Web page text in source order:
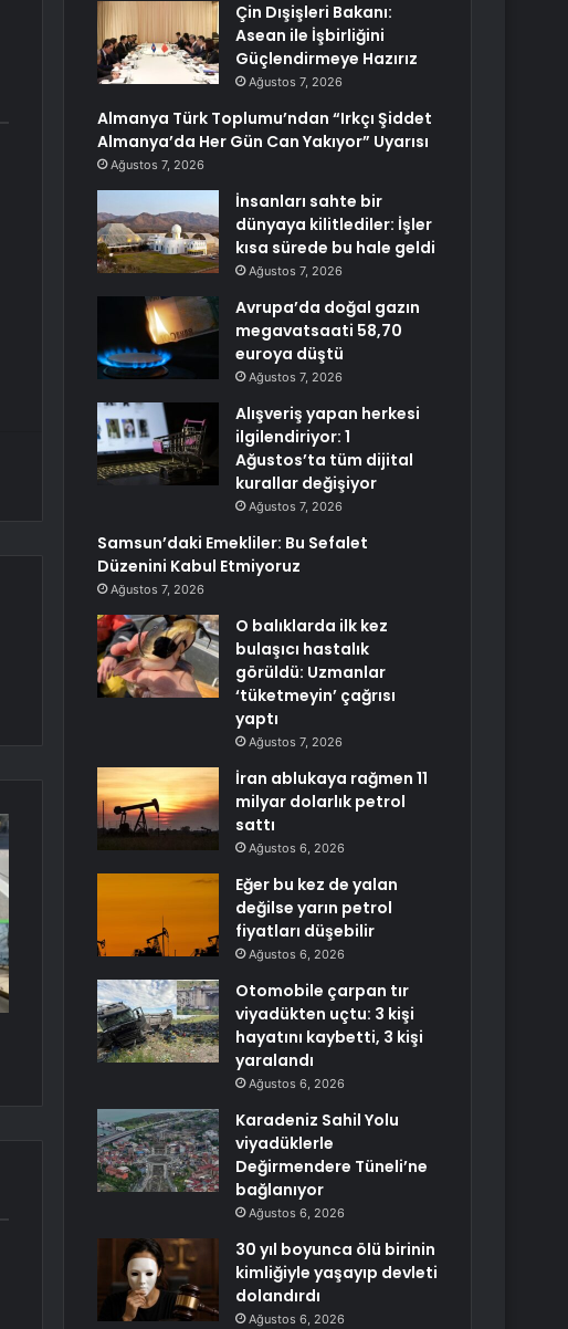
Çin Dışişleri Bakanı:
Asean ile İşbirliğini
Güçlendirmeye Hazırız
Ağustos 7, 2026
Almanya Türk Toplumu’ndan “Irkçı Şiddet
Almanya’da Her Gün Can Yakıyor” Uyarısı
Ağustos 7, 2026
İnsanları sahte bir
dünyaya kilitlediler: İşler
kısa sürede bu hale geldi
Ağustos 7, 2026
Avrupa’da doğal gazın
megavatsaati 58,70
euroya düştü
Ağustos 7, 2026
Alışveriş yapan herkesi
ilgilendiriyor: 1
Ağustos’ta tüm dijital
kurallar değişiyor
Ağustos 7, 2026
Samsun’daki Emekliler: Bu Sefalet
Düzenini Kabul Etmiyoruz
Ağustos 7, 2026
O balıklarda ilk kez
bulaşıcı hastalık
görüldü: Uzmanlar
‘tüketmeyin’ çağrısı
yaptı
Ağustos 7, 2026
İran ablukaya rağmen 11
milyar dolarlık petrol
sattı
Ağustos 6, 2026
Eğer bu kez de yalan
değilse yarın petrol
fiyatları düşebilir
Ağustos 6, 2026
Otomobile çarpan tır
viyadükten uçtu: 3 kişi
hayatını kaybetti, 3 kişi
yaralandı
Ağustos 6, 2026
Karadeniz Sahil Yolu
viyadüklerle
Değirmendere Tüneli’ne
bağlanıyor
Ağustos 6, 2026
30 yıl boyunca ölü birinin
kimliğiyle yaşayıp devleti
dolandırdı
Ağustos 6, 2026